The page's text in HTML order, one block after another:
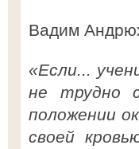
Вадим
«Если...
не трудно
положении
своей